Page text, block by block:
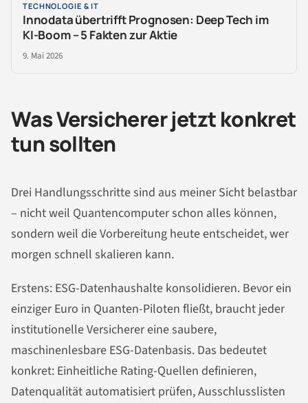
TECHNOLOGIE & IT
Innodata übertrifft Prognosen: Deep Tech im
KI-Boom – 5 Fakten zur Aktie
9. Mai 2026
Was Versicherer jetzt konkret
tun sollten
Drei Handlungsschritte sind aus meiner Sicht belastbar
– nicht weil Quantencomputer schon alles können,
sondern weil die Vorbereitung heute entscheidet, wer
morgen schnell skalieren kann.
Erstens: ESG-Datenhaushalte konsolidieren. Bevor ein
einziger Euro in Quanten-Piloten fließt, braucht jeder
institutionelle Versicherer eine saubere,
maschinenlesbare ESG-Datenbasis. Das bedeutet
konkret: Einheitliche Rating-Quellen definieren,
Datenqualität automatisiert prüfen, Ausschlusslisten